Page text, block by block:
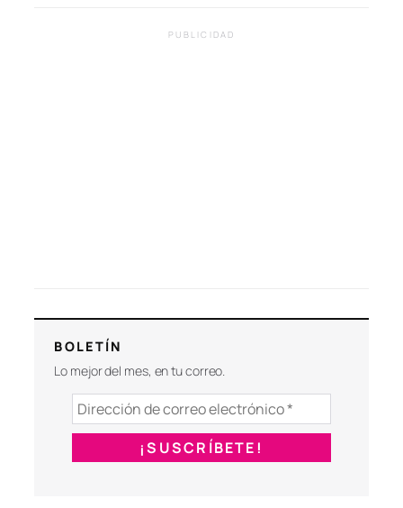
PUBLICIDAD
BOLETÍN
Lo mejor del mes, en tu correo.